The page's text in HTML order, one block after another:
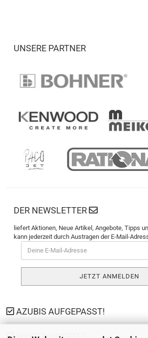
UNSERE PARTNER
DER NEWSLETTER
liefert Aktionen, Neue Artikel, Angebote, Tipps
kann jederzeit durch Austragen der E-Mail-
AZUBIS AUFGEPASST!